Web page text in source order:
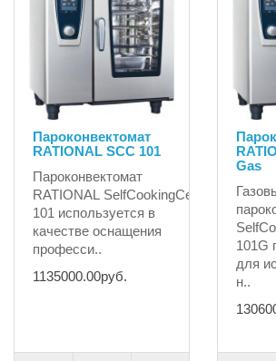
Пароконвектомат
RATIONAL SCC 101
Пароконвектомат
RATIONAL SelfCookingCenter®
101 используется в
качестве оснащения
професси..
1135000.00руб.
Gas
101G
для
н..